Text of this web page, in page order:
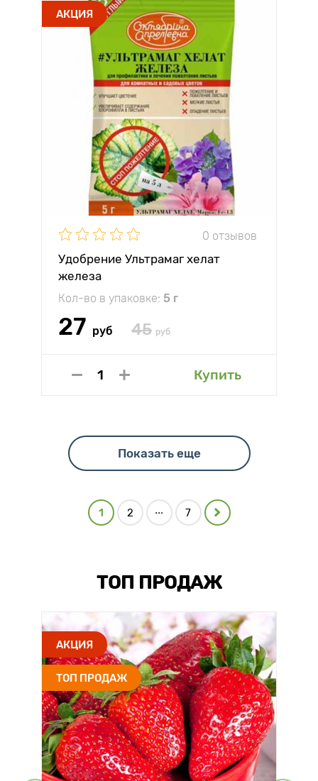
АКЦИЯ
0 отзывов
Удобрение Ультрамаг хелат
железа
Кол-во в упаковке: 5 г
27 руб 45 руб
Купить
Показать еще
1 2 ... 7
ТОП ПРОДАЖ
АКЦИЯ
ТОП ПРОДАЖ